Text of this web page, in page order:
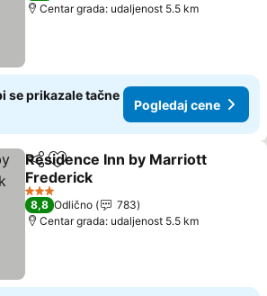
Centar grada: udaljenost 5.5 km
se prikazale tačne
Pogledaj cene
Deli Dodati u favorite
Residence Inn by Marriott
Frederick
Pogledaj cene
3 Zvezdice
8,8 Odlično
783
Centar grada: udaljenost 5.5 km